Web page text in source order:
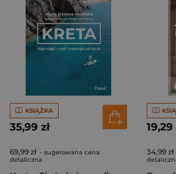
KSIĄŻKA
35,99 zł
69,99 zł - sugerowana cena
detaliczna
19,29
34,99 zł